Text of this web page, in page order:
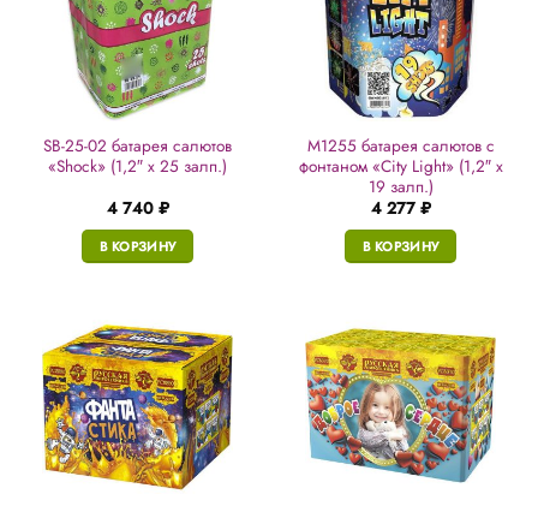
SB-25-02 батарея салютов
«Shock» (1,2″ х 25 залп.)
4 740 ₽
В КОРЗИНУ
M1255 батарея салютов с
фонтаном «City Light» (1,2″ х
19 залп.)
4 277 ₽
В КОРЗИНУ